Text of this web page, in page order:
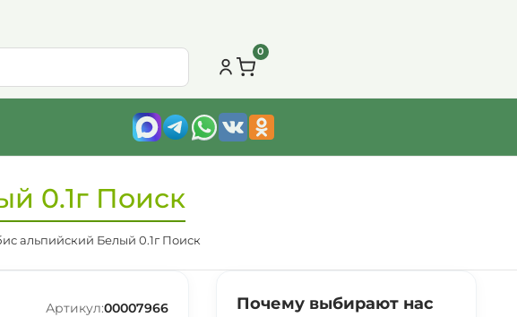
0
0.1г Поиск
альпийский Белый 0.1г Поиск
Артикул:00007966 Почему выбирают нас